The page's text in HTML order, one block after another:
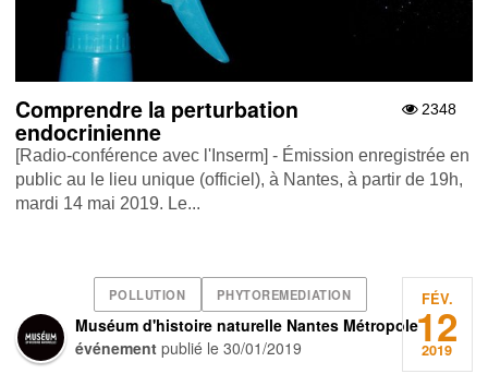
2348
Comprendre la perturbation
endocrinienne
[Radio-conférence avec l'Inserm] - Émission enregistrée en
public au le lieu unique (officiel), à Nantes, à partir de 19h,
mardi 14 mai 2019. Le...
POLLUTION PHYTOREMEDIATION
Muséum d'histoire naturelle Nantes Métropole
événement publié le30/01/2019
FÉV.
12
2019